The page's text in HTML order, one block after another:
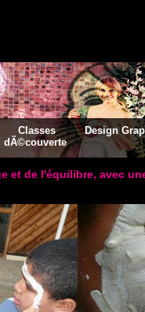
Classes
dÃ©couverte
Design
et de l'équilibre, avec